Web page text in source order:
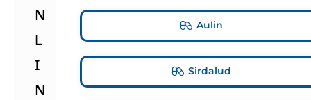
N
L
I
N
Aulin
Sirdalud